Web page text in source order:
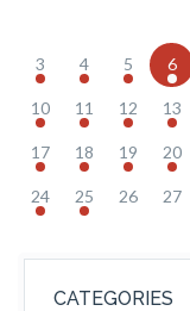
3 4 5 6
10 11 12 13
17 18 19 20
24 25 26 27
CATEGORIES